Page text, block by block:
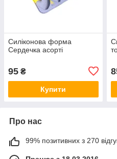
Силіконова форма
Сердечка асорті
95 ₴
Купити
Про нас
99% позитивних з 270